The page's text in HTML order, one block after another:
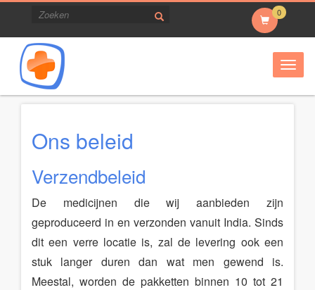
0
Ons beleid
Verzendbeleid
De medicijnen die wij aanbieden zijn
geproduceerd in en verzonden vanuit India. Sinds
dit een verre locatie is, zal de levering ook een
stuk langer duren dan wat men gewend is.
Meestal, worden de pakketten binnen 10 tot 21